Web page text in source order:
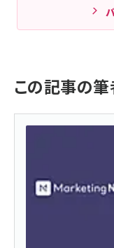
この記事の筆